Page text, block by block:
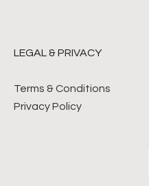
LEGAL & PRIVACY
Terms & Conditions
Privacy Policy